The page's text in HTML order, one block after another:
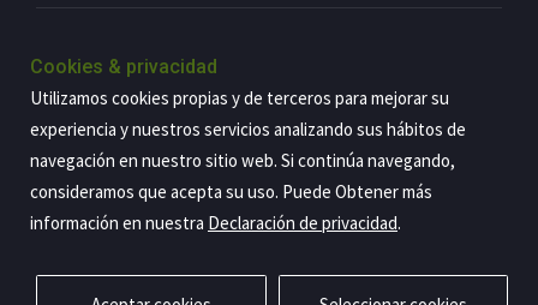
negocio agro con un modelo global
de especialización presente en siete
países
29-Julio-2026
Cookies & privacidad
Utilizamos cookies propias y de terceros para mejorar su
experiencia y nuestros servicios analizando sus hábitos de
navegación en nuestro sitio web. Si continúa navegando,
consideramos que acepta su uso. Puede Obtener más
información en nuestra Declaración de privacidad.